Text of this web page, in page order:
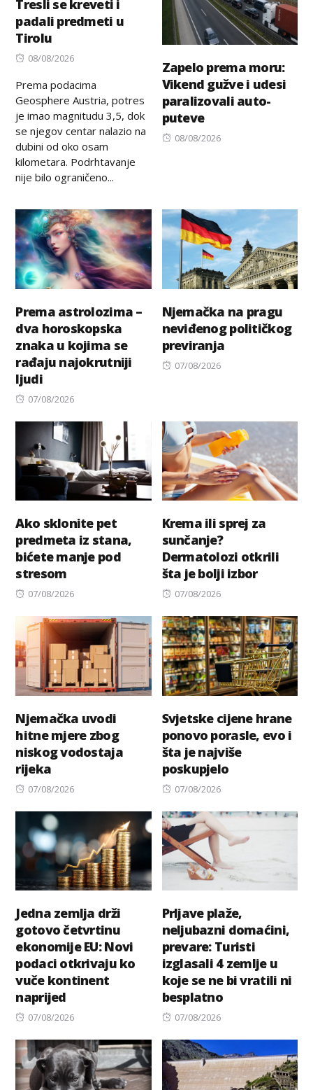
Tresli se kreveti i
padali predmeti u
Tirolu
Posted
08/08/2026
Prema podacima
Geosphere Austria, potres
je imao magnitudu 3,5, dok
se njegov centar nalazio na
dubini od oko osam
kilometara. Podrhtavanje
nije bilo ograničeno...
Zapelo prema moru:
Vikend gužve i udesi
paralizovali auto-
puteve
Posted
08/08/2026
Prema astrolozima –
dva horoskopska
znaka u kojima se
rađaju najokrutniji
ljudi
Posted
07/08/2026
Njemačka na pragu
neviđenog političkog
previranja
Posted
07/08/2026
Ako sklonite pet
predmeta iz stana,
bićete manje pod
stresom
Posted
07/08/2026
Krema ili sprej za
sunčanje?
Dermatolozi otkrili
šta je bolji izbor
Posted
07/08/2026
Njemačka uvodi
hitne mjere zbog
niskog vodostaja
rijeka
Posted
07/08/2026
Svjetske cijene hrane
ponovo porasle, evo i
šta je najviše
poskupjelo
Posted
07/08/2026
Jedna zemlja drži
gotovo četvrtinu
ekonomije EU: Novi
podaci otkrivaju ko
vuče kontinent
naprijed
Posted
07/08/2026
Prljave plaže,
neljubazni domaćini,
prevare: Turisti
izglasali 4 zemlje u
koje se ne bi vratili ni
besplatno
Posted
07/08/2026